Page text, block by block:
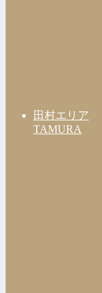
田村エリア
TAMURA